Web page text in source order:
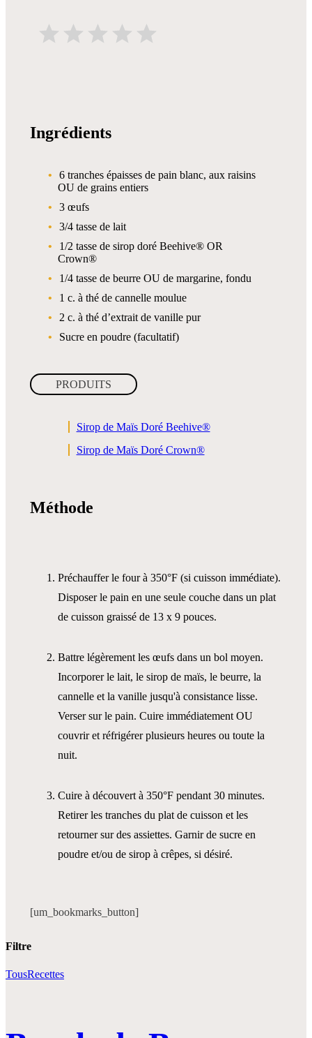
Ingrédients
6 tranches épaisses de pain blanc, aux raisins
OU de grains entiers
3 œufs
3/4 tasse de lait
1/2 tasse de sirop doré Beehive® OR
Crown®
1/4 tasse de beurre OU de margarine, fondu
1 c. à thé de cannelle moulue
2 c. à thé d’extrait de vanille pur
Sucre en poudre (facultatif)
PRODUITS
Sirop de Maïs Doré Beehive®
Sirop de Maïs Doré Crown®
Méthode
Préchauffer le four à 350°F (si cuisson immédiate).
Disposer le pain en une seule couche dans un plat
de cuisson graissé de 13 x 9 pouces.
Battre légèrement les œufs dans un bol moyen.
Incorporer le lait, le sirop de maïs, le beurre, la
cannelle et la vanille jusqu'à consistance lisse.
Verser sur le pain. Cuire immédiatement OU
couvrir et réfrigérer plusieurs heures ou toute la
nuit.
Cuire à découvert à 350°F pendant 30 minutes.
Retirer les tranches du plat de cuisson et les
retourner sur des assiettes. Garnir de sucre en
poudre et/ou de sirop à crêpes, si désiré.
[um_bookmarks_button]
Filtre
TousRecettes